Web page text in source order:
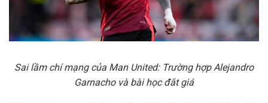
Sai lầm chí mạng của Man United: Trường hợp Alejandro
Garnacho và bài học đắt giá